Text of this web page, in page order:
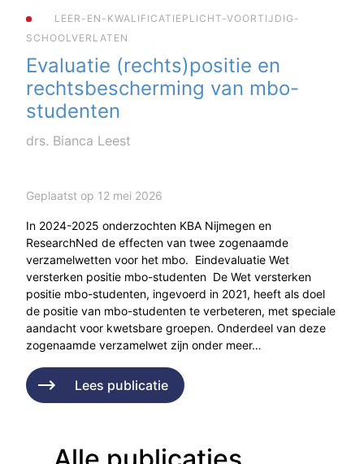
LEER-EN-KWALIFICATIEPLICHT-VOORTIJDIG-
SCHOOLVERLATEN
Evaluatie (rechts)positie en
rechtsbescherming van mbo-
studenten
drs. Bianca Leest
Geplaatst op 12 mei 2026
In 2024-2025 onderzochten KBA Nijmegen en
ResearchNed de effecten van twee zogenaamde
verzamelwetten voor het mbo. Eindevaluatie Wet
versterken positie mbo-studenten De Wet versterken
positie mbo-studenten, ingevoerd in 2021, heeft als doel
de positie van mbo-studenten te verbeteren, met speciale
aandacht voor kwetsbare groepen. Onderdeel van deze
zogenaamde verzamelwet zijn onder meer…
Lees publicatie